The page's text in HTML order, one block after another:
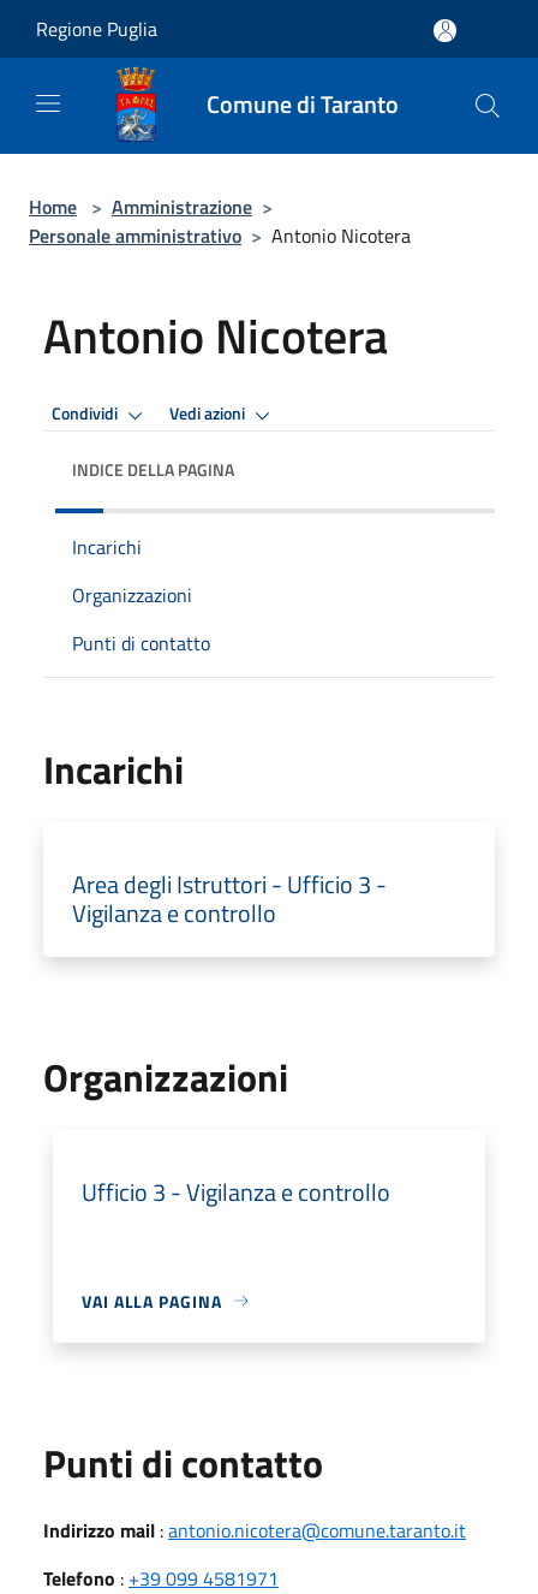
Regione Puglia
Comune di Taranto
Home > Amministrazione >
Personale amministrativo > Antonio Nicotera
Antonio Nicotera
Condividi Vedi azioni
INDICE DELLA PAGINA
Incarichi
Organizzazioni
Punti di contatto
Incarichi
Area degli Istruttori - Ufficio 3 -
Vigilanza e controllo
Organizzazioni
Ufficio 3 - Vigilanza e controllo
VAI ALLA PAGINA
Punti di contatto
Indirizzo mail :antonio.nicotera@comune.taranto.it
Telefono : +39 099 4581971